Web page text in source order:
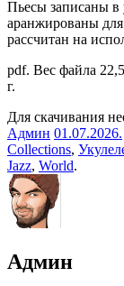
Пьесы записаны в
аранжированы
рассчитан на
pdf. Вес файла
г.
Для скачивания
Админ 01.07.2026.
Collections,
Jazz, World.
Админ